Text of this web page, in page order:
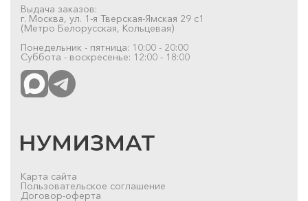
Выдача заказов:
г. Москва, ул. 1-я Тверская-Ямская 29 с1
(Метро Белорусская, Кольцевая)
Понедельник - пятница: 10:00 - 20:00
Суббота - воскресенье: 12:00 - 18:00
Карта сайта
Пользовательское соглашение
Договор-оферта